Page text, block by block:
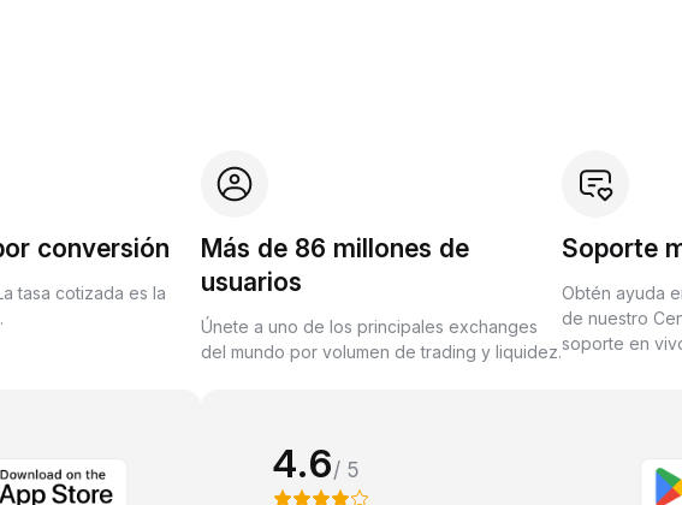
conversión
tasa cotizada es la
Más de 86 millones de
usuarios
Únete a uno de los principales exchanges
del mundo por volumen de trading y liquidez.
Soporte
Obtén ayuda
de nuestro
soporte en
4.6/ 5